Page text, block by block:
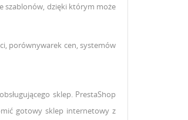
szablonów, dzięki którym może
porównywarek cen, systemów
sklep. PrestaShop
gotowy sklep internetowy z